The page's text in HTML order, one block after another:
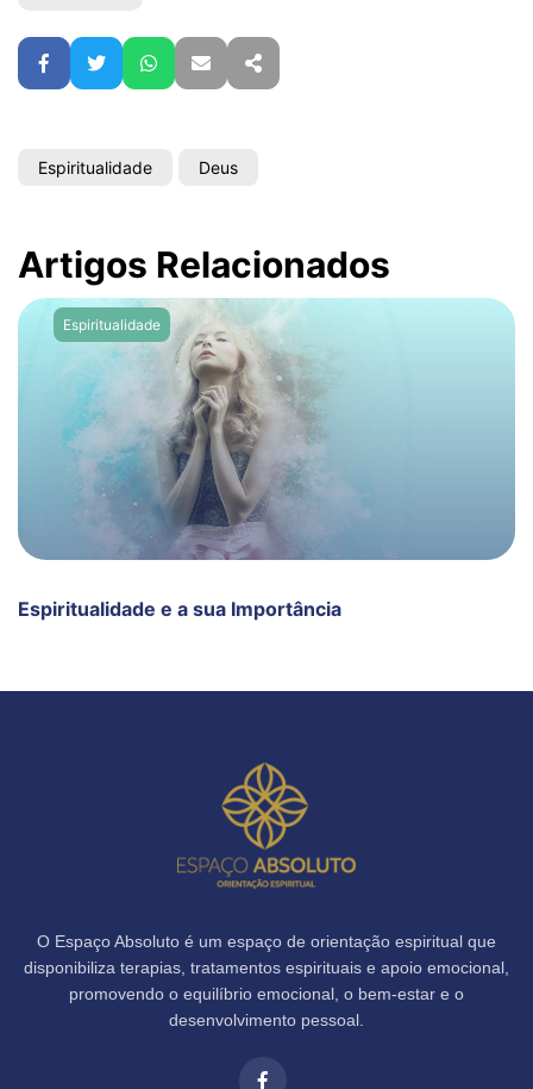
FacebookTwitterWhatsApp
E-mailPartilhar
Espiritualidade Deus
Artigos Relacionados
Espiritualidade
Espiritualidade e a sua Importância
O Espaço Absoluto é um espaço de orientação espiritual que
disponibiliza terapias, tratamentos espirituais e apoio emocional,
promovendo o equilíbrio emocional, o bem-estar e o
desenvolvimento pessoal.